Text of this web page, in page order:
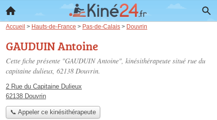
Accueil > Hauts-de-France > Pas-de-Calais > Douvrin
GAUDUIN Antoine
Cette fiche présente "GAUDUIN Antoine", kinésithérapeute situé rue du
capitaine dulieux, 62138 Douvrin.
2 Rue du Capitaine Dulieux
62138 Douvrin
📞 Appeler ce kinésithérapeute